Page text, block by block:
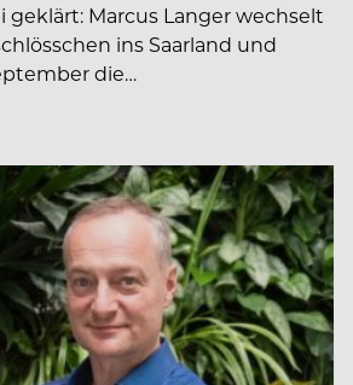
geklärt: Marcus Langer wechselt
ins Saarland und
die…